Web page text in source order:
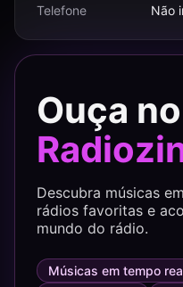
Telefone
Não
Ouça
Descubra músicas
rádios favoritas e
mundo do rádio.
Músicas em tempo